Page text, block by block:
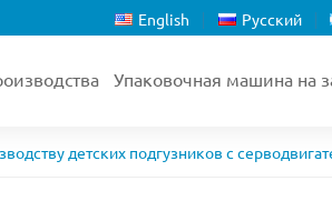
English Русский
Упаковочная машина на
детских подгузников с